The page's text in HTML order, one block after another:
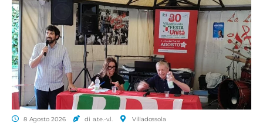
8 Agosto 2026 di a.te.-v.l. Villadossola